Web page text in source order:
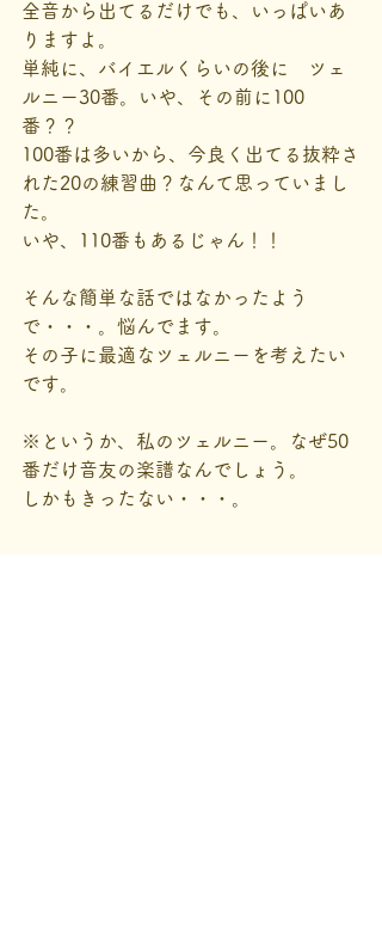
全音から出てるだけでも、いっぱいあ
りますよ。
単純に、バイエルくらいの後に　ツェ
ルニー30番。いや、その前に100
番？？
100番は多いから、今良く出てる抜粋さ
れた20の練習曲？なんて思っていまし
た。
いや、110番もあるじゃん！！
そんな簡単な話ではなかったよう
で・・・。悩んでます。
その子に最適なツェルニーを考えたい
です。
※というか、私のツェルニー。なぜ50
番だけ音友の楽譜なんでしょう。
しかもきったない・・・。